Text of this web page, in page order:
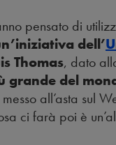
pensato di
dell’
Thomas, dato
grande del
all’asta sul
ci farà poi è